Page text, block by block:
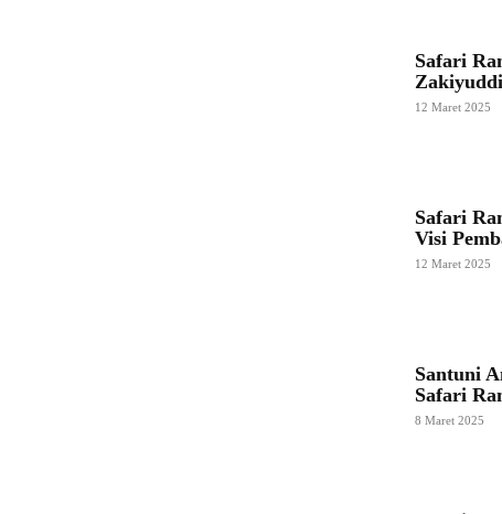
Safari
12 Maret 2025
Safari
Visi
12 Maret 2025
Santuni
Safari
8 Maret 2025